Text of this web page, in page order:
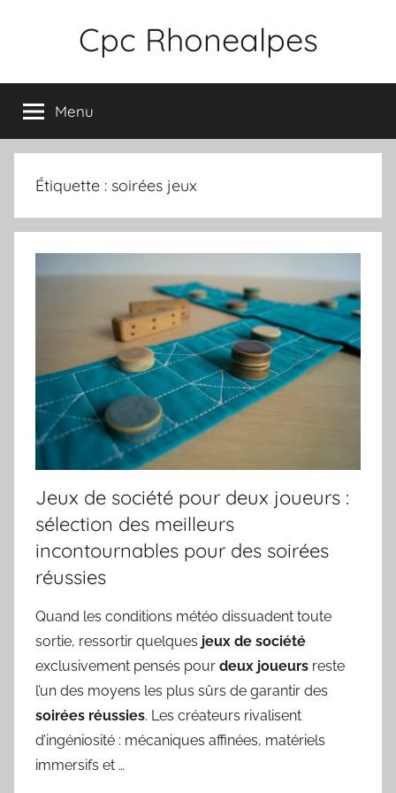
Cpc Rhonealpes
Menu
Étiquette : soirées jeux
Jeux de société pour deux joueurs :
sélection des meilleurs
incontournables pour des soirées
réussies
Quand les conditions météo dissuadent toute
sortie, ressortir quelques jeux de société
exclusivement pensés pour deux joueurs reste
l’un des moyens les plus sûrs de garantir des
soirées réussies. Les créateurs rivalisent
d’ingéniosité : mécaniques affinées, matériels
immersifs et …